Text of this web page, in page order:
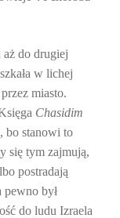
aż do drugiej
w lichej
miasto.
Chasidim
bo stanowi to
się tym zajmują,
postradają
był
do ludu Izraela